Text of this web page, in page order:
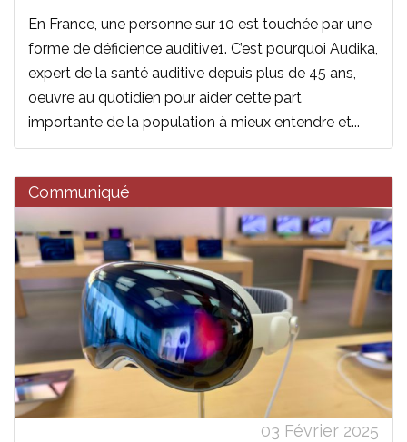
En France, une personne sur 10 est touchée par une
forme de déficience auditive1. C’est pourquoi Audika,
expert de la santé auditive depuis plus de 45 ans,
oeuvre au quotidien pour aider cette part
importante de la population à mieux entendre et...
Communiqué
03 Février 2025